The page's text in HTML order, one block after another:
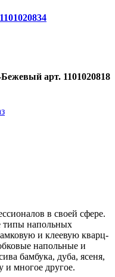
арт. 1101020818
в своей сфере.
типы напольных
и клеевую кварц-
напольные и
бамбука, дуба, ясеня,
многое другое.